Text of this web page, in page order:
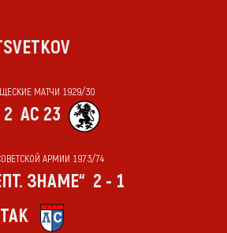
МАТЧИ 1929/30
АС 23
АРМИИ 1973/74
ЗНАМЕ“ 2 - 1